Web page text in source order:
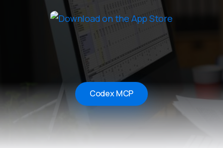
Codex MCP